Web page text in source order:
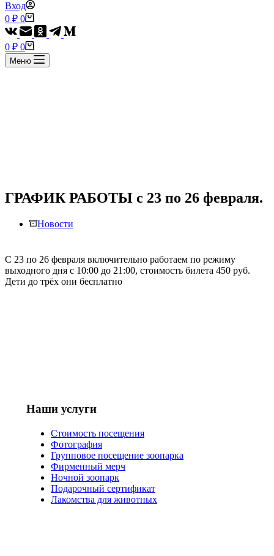
Вход
Корзина
0 ₽ 0
Корзина
0 ₽ 0
Меню
ГРАФИК РАБОТЫ с 23 по 26 февраля.
Новости
С 23 по 26 февраля включительно работаем по режиму
выходного дня с 10:00 до 21:00, стоимость билета 450 руб.
Дети до трёх они бесплатно
Наши услуги
Стоимость посещения
Фотография
Групповое посещение зоопарка
Фирменный мерч
Ночной зоопарк
Подарочный сертификат
Лакомства для животных